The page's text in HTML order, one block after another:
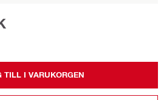
TILL I VARUKORGEN